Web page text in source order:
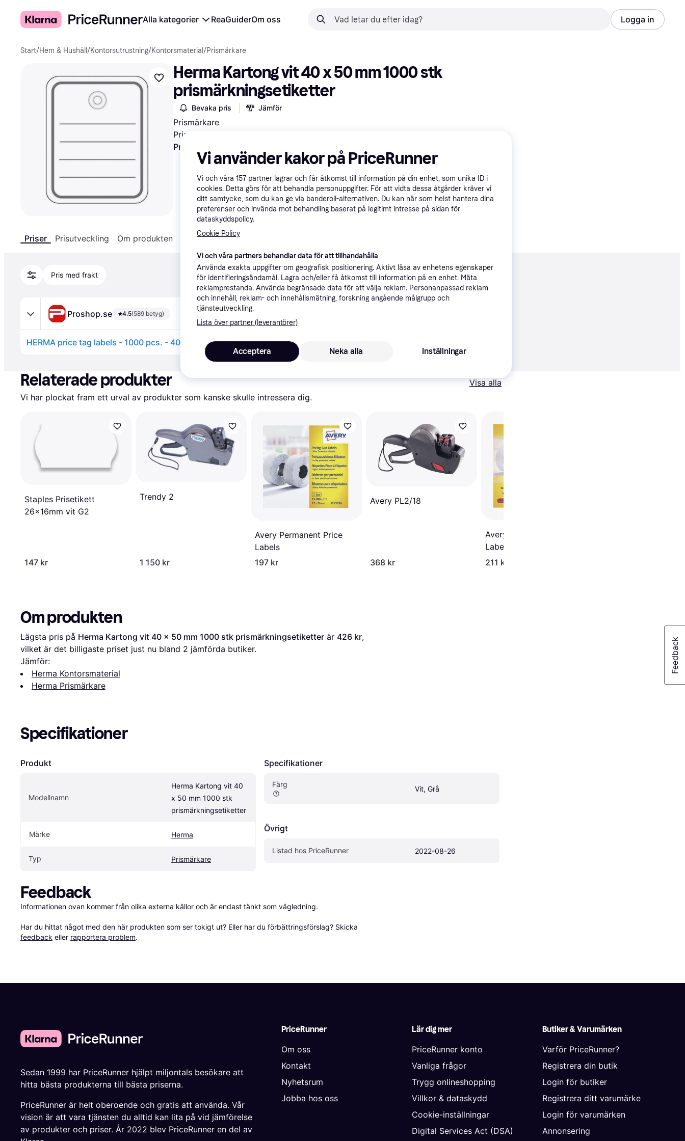
Alla kategorier ReaGuiderOm oss Logga in
Start/Hem & Hushåll /Kontorsutrustning/Kontorsmaterial /Prismärkare
Herma Kartong vit 40 x 50 mm 1000 stk
prismärkningsetiketter
Bevaka pris Jämför
Prismärkare
Pris
Prova flexibla betalningar med
Priser Prisutveckling Om produkten Specifikationer
Pris med frakt Rekommenderad
Proshop.se 4.5(589 betyg)
HERMA price tag labels - 1000 pcs. - 40 x 50 mm
Relaterade produkter
Visa alla
Vi har plockat fram ett urval av produkter som kanske skulle intressera dig.
Staples Prisetikett
26x16mm vit G2
147 kr
Trendy 2
1 150 kr
Avery Permanent Price
Labels
197 kr
Avery PL2/18
368 kr
Avery Removable Price
Labels
211 kr
Om produkten
Lägsta pris på Herma Kartong vit 40 x 50 mm 1000 stk prismärkningsetiketter är 426 kr,
vilket är det billigaste priset just nu bland 2 jämförda butiker.
Jämför:
Herma Kontorsmaterial
Herma Prismärkare
Specifikationer
Produkt
Modellnamn
Herma Kartong vit 40
x 50 mm 1000 stk
prismärkningsetiketter
Märke Herma
Typ Prismärkare
Specifikationer
Färg
Vit, Grå
Övrigt
Listad hos PriceRunner 2022-08-26
Feedback
Informationen ovan kommer från olika externa källor och är endast tänkt som vägledning.
Har du hittat något med den här produkten som ser tokigt ut? Eller har du förbättringsförslag? Skicka
feedback eller rapportera problem.
PriceRunner
Om oss
Kontakt
Nyhetsrum
Jobba hos oss
Lär dig mer
PriceRunner konto
Vanliga frågor
Trygg onlineshopping
Villkor & dataskydd
Cookie-inställningar
Digital Services Act (DSA)
Butiker & Varumärken
Varför PriceRunner?
Registrera din butik
Login för butiker
Registrera ditt varumärke
Login för varumärken
Annonsering
Sedan 1999 har PriceRunner hjälpt miljontals besökare att
hitta bästa produkterna till bästa priserna.
PriceRunner är helt oberoende och gratis att använda. Vår
vision är att vara tjänsten du alltid kan lita på vid jämförelse
av produkter och priser. År 2022 blev PriceRunner en del av
Vi använder kakor på PriceRunner
Vi och våra 157 partner lagrar och får åtkomst till information på din enhet, som unika ID i
cookies. Detta görs för att behandla personuppgifter. För att vidta dessa åtgärder kräver vi
ditt samtycke, som du kan ge via banderoll-alternativen. Du kan när som helst hantera dina
preferenser och invända mot behandling baserat på legitimt intresse på sidan för
dataskyddspolicy.
Cookie Policy
Vi och våra partners behandlar data för att tillhandahålla
Använda exakta uppgifter om geografisk positionering. Aktivt läsa av enhetens egenskaper
för identifieringsändamål. Lagra och/eller få åtkomst till information på en enhet. Mäta
reklamprestanda. Använda begränsade data för att välja reklam. Personanpassad reklam
och innehåll, reklam- och innehållsmätning, forskning angående målgrupp och
tjänsteutveckling.
Lista över partner (leverantörer)
Neka alla
Acceptera Inställningar